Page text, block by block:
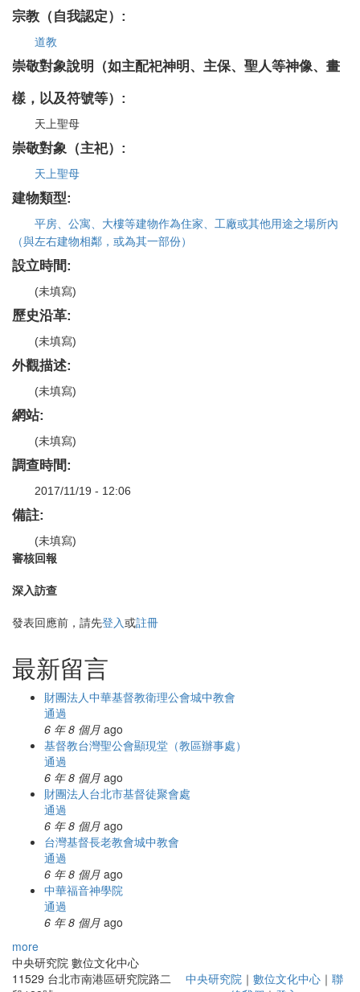
宗教（自我認定）:
道教
崇敬對象說明（如主配祀神明、主保、聖人等神像、畫
樣，以及符號等）:
天上聖母
崇敬對象（主祀）:
天上聖母
建物類型:
平房、公寓、大樓等建物作為住家、工廠或其他用途之場所內
（與左右建物相鄰，或為其一部份）
設立時間:
(未填寫)
歷史沿革:
(未填寫)
外觀描述:
(未填寫)
網站:
(未填寫)
調查時間:
2017/11/19 - 12:06
備註:
(未填寫)
審核回報
深入訪查
發表回應前，請先登入或註冊
最新留言
財團法人中華基督教衛理公會城中教會
通過
6 年 8 個月 ago
基督教台灣聖公會顯現堂（教區辦事處）
通過
6 年 8 個月 ago
財團法人台北市基督徒聚會處
通過
6 年 8 個月 ago
台灣基督長老教會城中教會
通過
6 年 8 個月 ago
中華福音神學院
通過
6 年 8 個月 ago
more
中央研究院 數位文化中心
11529 台北市南港區研究院路二
中央研究院｜ 數位文化中心｜ 聯